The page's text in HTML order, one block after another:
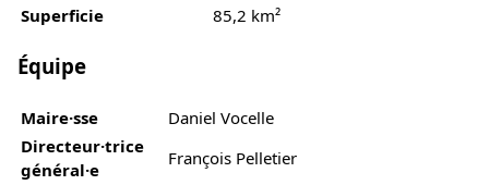
Superficie
85,2 km²
Équipe
Maire·sse
Daniel Vocelle
Directeur·trice
général·e
François Pelletier